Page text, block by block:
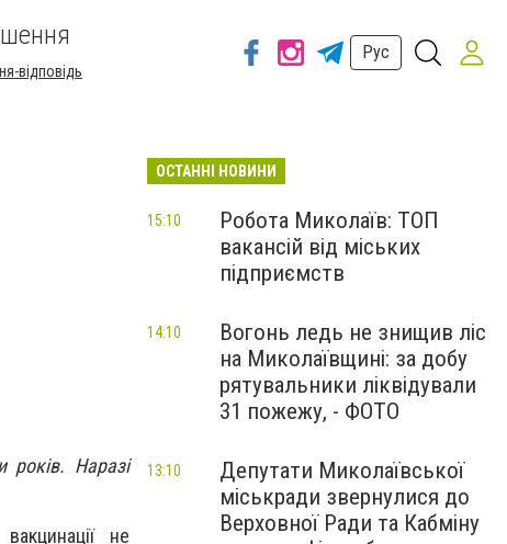
відповідь
Рус
років. Наразі
не
ОСТАННІ НОВИНИ
Робота Миколаїв: ТОП
вакансій від міських
підприємств
15:10
Вогонь ледь не знищив ліс
на Миколаївщині: за добу
рятувальники ліквідували
31 пожежу, - ФОТО
14:10
Депутати Миколаївської
міськради звернулися до
Верховної Ради та Кабміну
13:10